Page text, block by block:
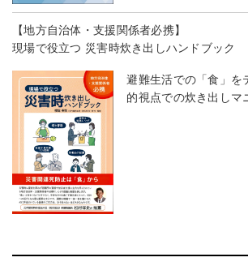
【地方自治体・支援関係者必携】
現場で役立つ 災害時炊き出しハンドブック
避難生活での「食」を
的視点での炊き出しマ